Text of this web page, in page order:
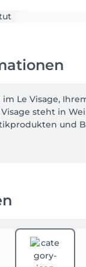
im Le Visage,
steht in
und
wie
und
bequemen
sowie